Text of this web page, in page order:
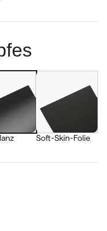
Soft-Skin-Folie